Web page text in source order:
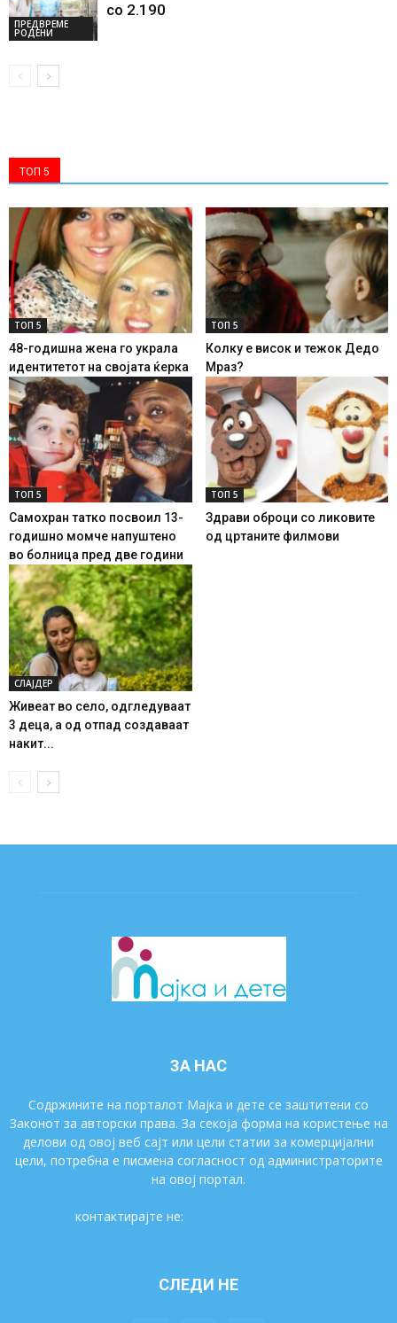
ПРЕДВРЕМЕ
РОДЕНИ
со 2.190
ТОП 5
ТОП 5
48-годишна жена го украла
идентитетот на својата ќерка
ТОП 5
Колку е висок и тежок Дедо
Мраз?
ТОП 5
Самохран татко посвоил 13-
годишно момче напуштено
во болница пред две години
ТОП 5
Здрави оброци со ликовите
од цртаните филмови
СЛАЈДЕР
Живеат во село, одгледуваат
3 деца, а од отпад создаваат
накит...
ЗА НАС
Содржините на порталот Мајка и дете се заштитени со
Законот за авторски права. За секоја форма на користење на
делови од овој веб сајт или цели статии за комерцијални
цели, потребна е писмена согласност од администраторите
на овој портал.
контактирајте не:
СЛЕДИ НЕ